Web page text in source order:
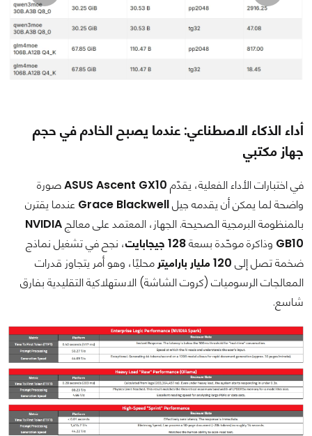
أداء الذكاء الاصطناعي: عندما يصبح الخادم في حجم
جهاز مكتبي
في اختبارات الأداء الفعلية، يقدّم ASUS Ascent GX10صورة
واضحة لما يمكن أن يقدمه جيلGrace Blackwell عندما يقترن
بالمنظومة البرمجية الصحيحة. الجهاز، المعتمد على معالجNVIDIA
GB10 وذاكرة موحّدة بسعة128 جيجابايت
، نجح في تشغيل نماذج
ضخمة تصل إلى 120 مليار باراميتر
محليًا، وهو أمر يتجاوز قدرات
المعالجات الرسوميات (كروت الشاشة) الاستهلاكية التقليدية بفارق
شاسع.